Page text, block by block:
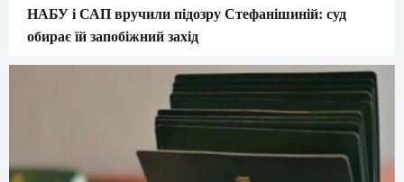
НАБУ і САП вручили підозру Стефанішиній: суд
обирає їй запобіжний захід